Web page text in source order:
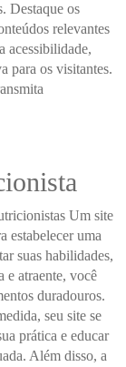
Destaque os
relevantes
acessibilidade,
para os visitantes.
Um site
estabelecer uma
suas habilidades,
e atraente, você
duradouros.
seu site se
prática e educar
Além disso, a